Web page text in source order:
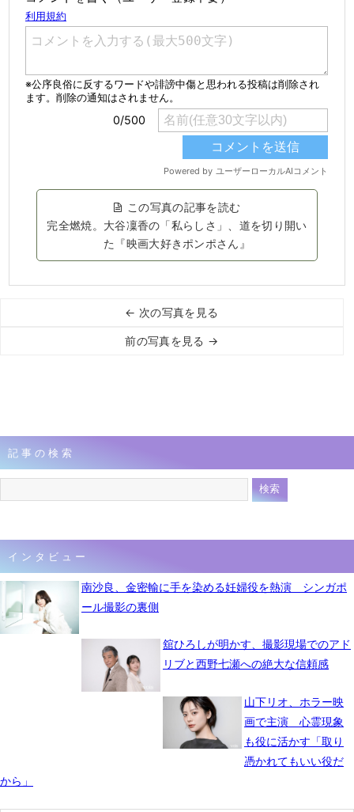
この写真の記事を読む
完全燃焼。大谷凜香の「私らしさ」、道を切り開い
た『映画大好きポンポさん』
← 次の写真を見る
前の写真を見る →
記事の検索
インタビュー
南沙良、金密輸に手を染める妊婦役を熱演 シンガポ
ール撮影の裏側
舘ひろしが明かす、撮影現場でのアド
リブと西野七瀬への絶大な信頼感
山下リオ、ホラー映
画で主演 心霊現象
も役に活かす「取り
憑かれてもいい役だ
から」